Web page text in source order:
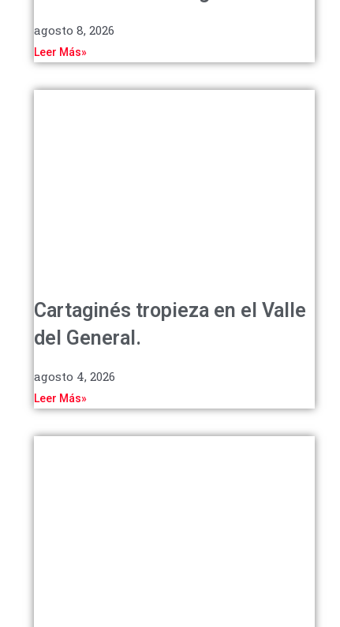
agosto 8, 2026
Leer Más»
Cartaginés tropieza en el Valle
del General.
agosto 4, 2026
Leer Más»